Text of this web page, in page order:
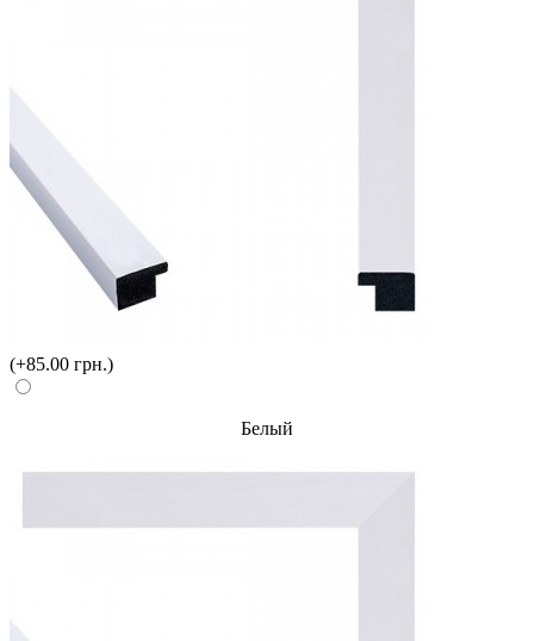
(+85.00 грн.)
Белый